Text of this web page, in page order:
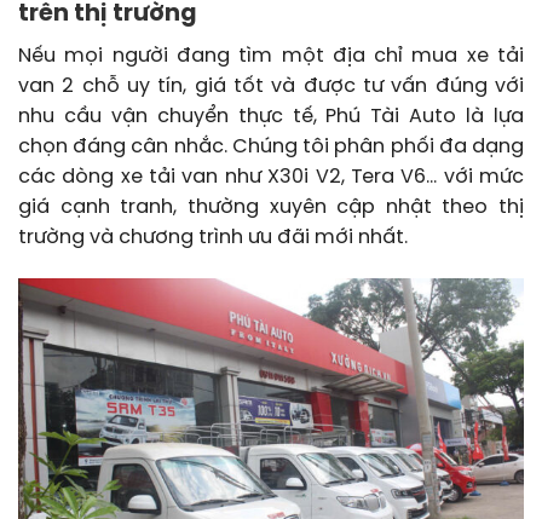
trên thị trường
Nếu mọi người đang tìm một địa chỉ mua xe tải
van 2 chỗ uy tín, giá tốt và được tư vấn đúng với
nhu cầu vận chuyển thực tế, Phú Tài Auto là lựa
chọn đáng cân nhắc. Chúng tôi phân phối đa dạng
các dòng xe tải van như X30i V2, Tera V6… với mức
giá cạnh tranh, thường xuyên cập nhật theo thị
trường và chương trình ưu đãi mới nhất.